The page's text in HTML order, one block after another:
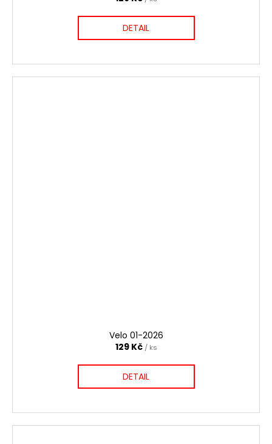
DETAIL
Velo 01-2026
129 Kč / ks
DETAIL